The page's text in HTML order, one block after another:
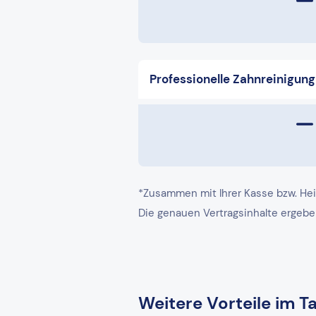
Professionelle Zahnreinigung
*Zusammen mit Ihrer Kasse bzw.
Die genauen Vertragsinhalte
Weitere Vorteile im